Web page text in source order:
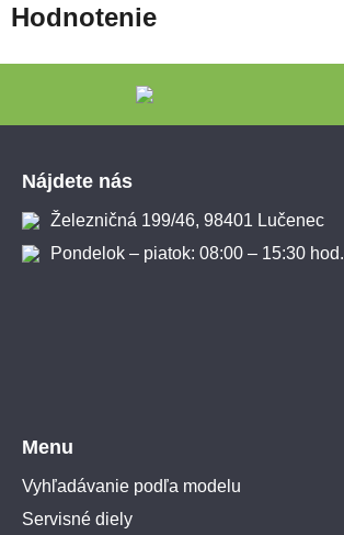
Hodnotenie
Nájdete nás
Železničná 199/46, 98401 Lučenec
Pondelok – piatok: 08:00 – 15:30 hod.
Menu
Vyhľadávanie podľa modelu
Servisné diely